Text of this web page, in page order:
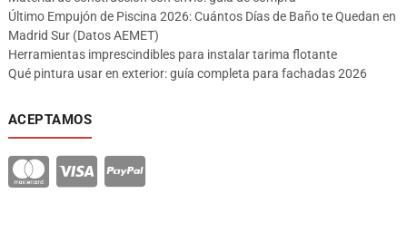
Último Empujón de Piscina 2026: Cuántos Días de Baño te Quedan en
Madrid Sur (Datos AEMET)
Herramientas imprescindibles para instalar tarima flotante
Qué pintura usar en exterior: guía completa para fachadas 2026
ACEPTAMOS